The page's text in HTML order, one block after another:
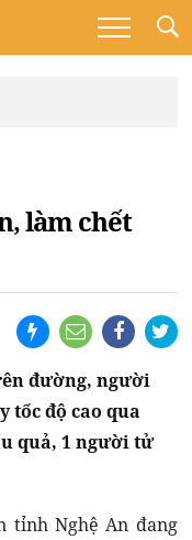
làm chết
đường, người
tốc độ cao qua
quả, 1 người tử
tỉnh Nghệ An đang